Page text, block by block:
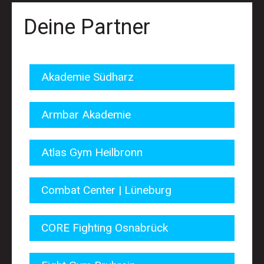
Deine Partner
Akademie Südharz
Armbar Akademie
Atlas Gym Heilbronn
Combat Center | Lüneburg
CORE Fighting Osnabrück